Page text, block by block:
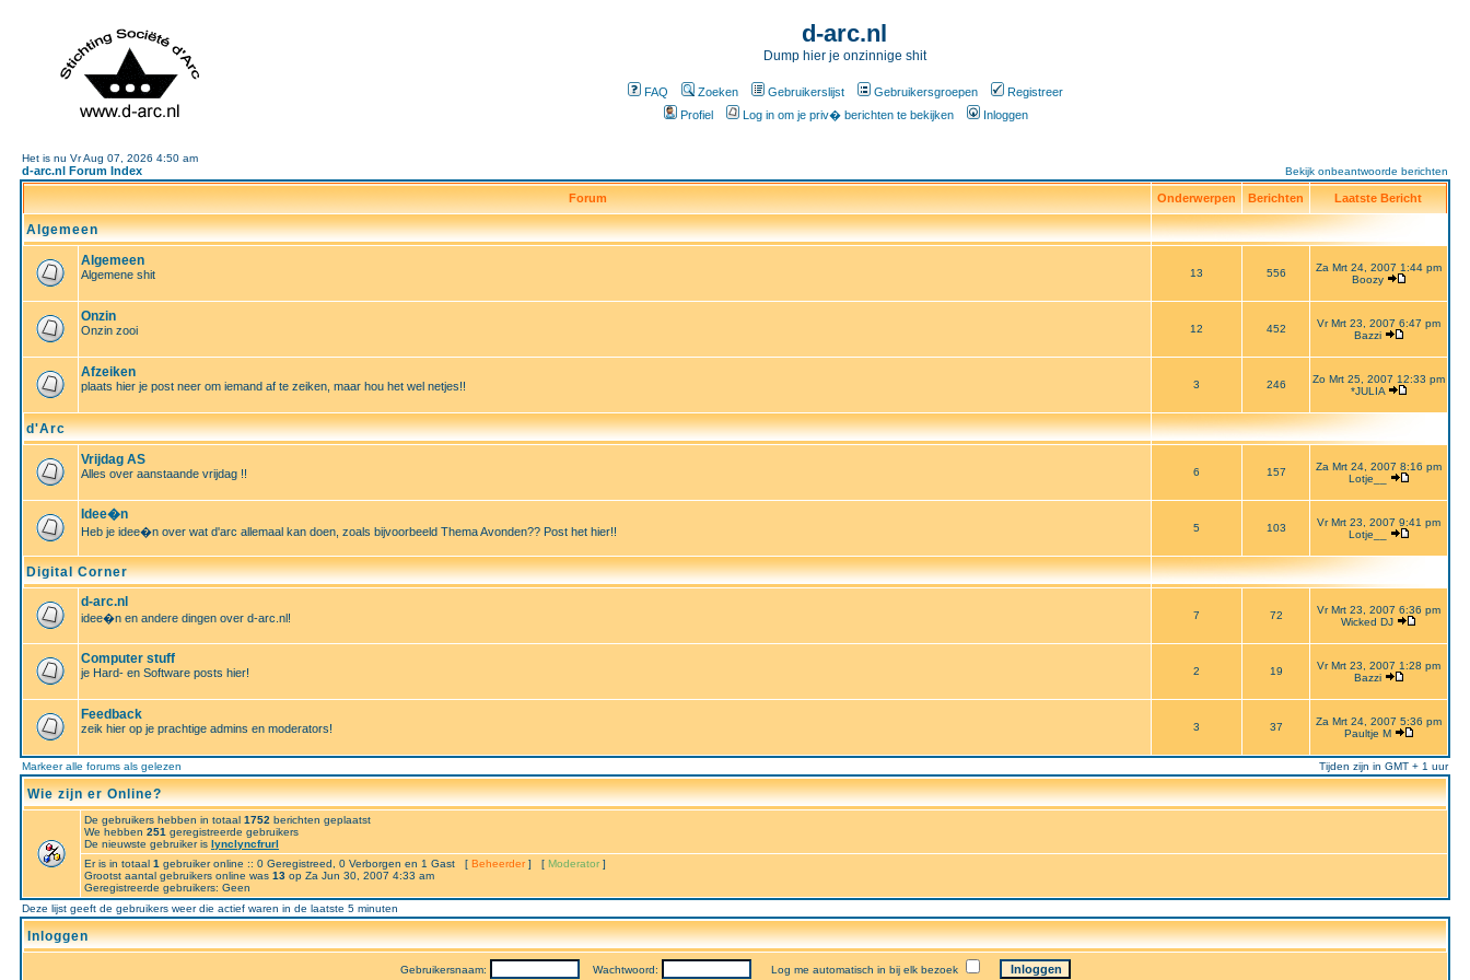
d-arc.nl
Dump hier je onzinnige shit
FAQ Zoeken Gebruikerslijst Gebruikersgroepen
Registreer
Profiel
Log in om je priv� berichten te bekijken Inloggen
Het is nu Vr Aug 07, 2026 4:50 am
d-arc.nl Forum Index Bekijk onbeantwoorde berichten
Forum Onderwerpen Berichten Laatste Bericht
Algemeen
Algemeen
Algemene shit 13 556
Za Mrt 24, 2007 1:44 pm
Boozy
Onzin
Onzin zooi 12 452
Vr Mrt 23, 2007 6:47 pm
Bazzi
Afzeiken
plaats hier je post neer om iemand af te zeiken, maar hou het wel netjes!! 3 246
Zo Mrt 25, 2007 12:33 pm
*JULIA
d'Arc
Vrijdag AS
Alles over aanstaande vrijdag !! 6 157
Za Mrt 24, 2007 8:16 pm
Lotje__
Idee�n
Heb je idee�n over wat d'arc allemaal kan doen, zoals bijvoorbeeld Thema Avonden?? Post het hier!! 5 103
Vr Mrt 23, 2007 9:41 pm
Lotje__
Digital Corner
d-arc.nl
idee�n en andere dingen over d-arc.nl! 7 72
Vr Mrt 23, 2007 6:36 pm
Wicked DJ
Computer stuff
je Hard- en Software posts hier! 2 19
Vr Mrt 23, 2007 1:28 pm
Bazzi
Feedback
zeik hier op je prachtige admins en moderators! 3 37
Za Mrt 24, 2007 5:36 pm
Paultje M
Markeer alle forums als gelezen Tijden zijn in GMT + 1 uur
Wie zijn er Online?
De gebruikers hebben in totaal 1752 berichten geplaatst
We hebben 251 geregistreerde gebruikers
De nieuwste gebruiker is lynclyncfrurl
Er is in totaal 1 gebruiker online :: 0 Geregistreed, 0 Verborgen en 1 Gast [ Beheerder ] [ Moderator ]
Grootst aantal gebruikers online was 13 op Za Jun 30, 2007 4:33 am
Geregistreerde gebruikers: Geen
Deze lijst geeft de gebruikers weer die actief waren in de laatste 5 minuten
Inloggen
Gebruikersnaam: Wachtwoord: Log me automatisch in bij elk bezoek